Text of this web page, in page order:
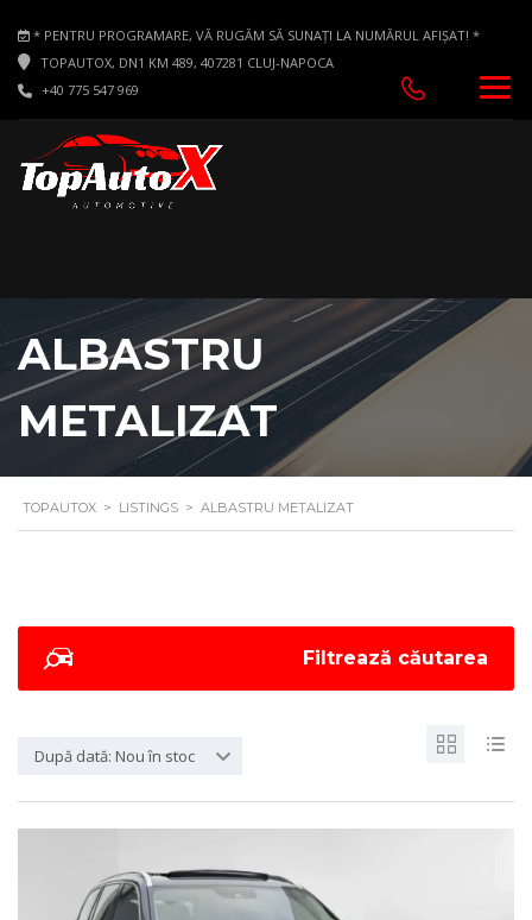
* PENTRU PROGRAMARE, VĂ RUGĂM SĂ SUNAȚI LA NUMĂRUL AFIȘAT! *
TOPAUTOX, DN1 KM 489, 407281 CLUJ-NAPOCA
+40 775 547 969
ALBASTRU
METALIZAT
TOPAUTOX > LISTINGS > ALBASTRU METALIZAT
Filtrează căutarea
După dată: Nou în stoc